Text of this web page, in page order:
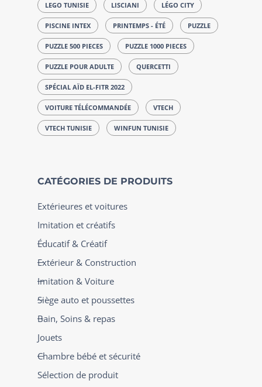
LEGO TUNISIE LISCIANI LÉGO CITY
PISCINE INTEX PRINTEMPS - ÉTÉ PUZZLE
PUZZLE 500 PIECES PUZZLE 1000 PIECES
PUZZLE POUR ADULTE QUERCETTI
SPÉCIAL AÏD EL-FITR 2022
VOITURE TÉLÉCOMMANDÉE VTECH
VTECH TUNISIE WINFUN TUNISIE
CATÉGORIES DE PRODUITS
Extérieures et voitures
Imitation et créatifs
Éducatif & Créatif
Extérieur & Construction
Imitation & Voiture
Siège auto et poussettes
Bain, Soins & repas
Jouets
Chambre bébé et sécurité
Sélection de produit